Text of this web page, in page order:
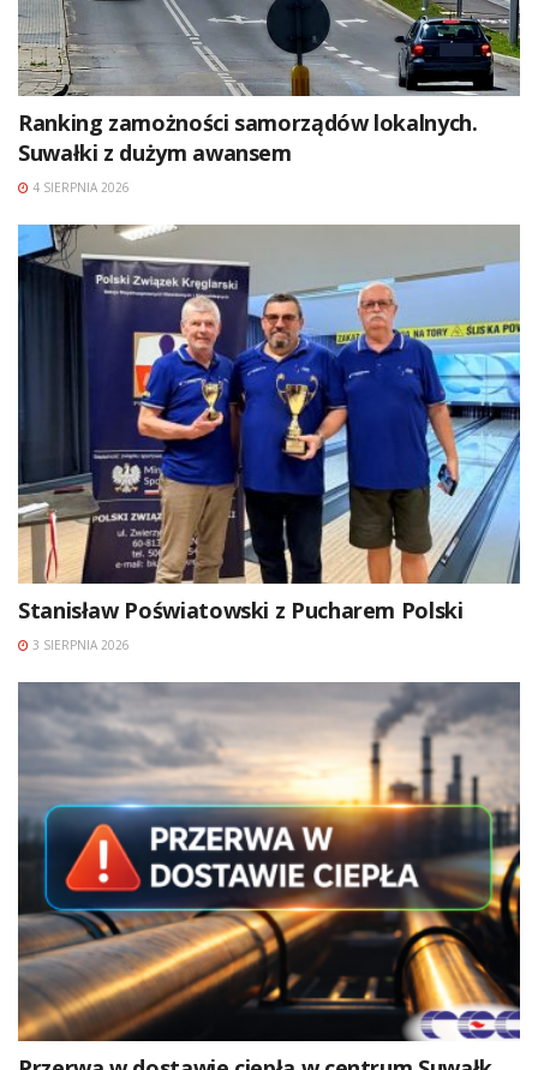
Ranking zamożności samorządów lokalnych.
Suwałki z dużym awansem
4 SIERPNIA 2026
Stanisław Poświatowski z Pucharem Polski
3 SIERPNIA 2026